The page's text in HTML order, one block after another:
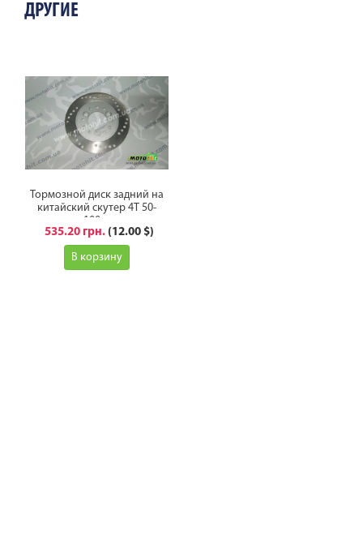
ДРУГИЕ
Тормозной диск задний на
китайский скутер 4Т 50-
100сс
535.20 грн. (12.00 $)
В корзину